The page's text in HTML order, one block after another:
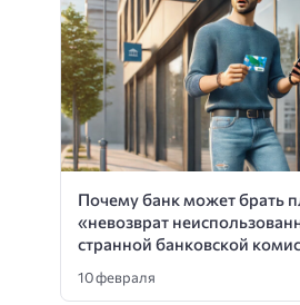
Почему банк может брать
«невозврат
странной банковской
10 февраля